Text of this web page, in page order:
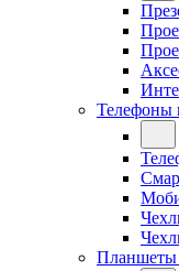
Телефоны
Планшеты